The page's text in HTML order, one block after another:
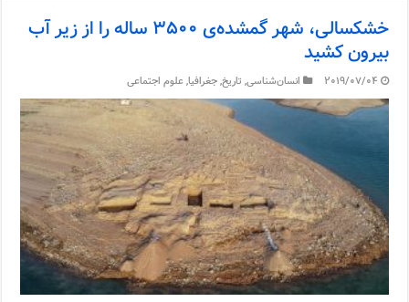
خشکسالی، شهر گمشده‌ی ۳۵۰۰ ساله را از زیر آب
بیرون کشید
2019/07/04 انسان‌شناسی, تاریخ,جغرافیا,علوم اجتماعی